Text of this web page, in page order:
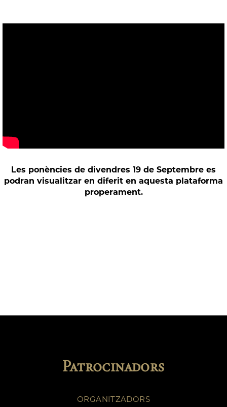
Les ponències de divendres 19 de Septembre es
podran visualitzar en diferit en aquesta plataforma
properament.
Patrocinadors
ORGANITZADORS